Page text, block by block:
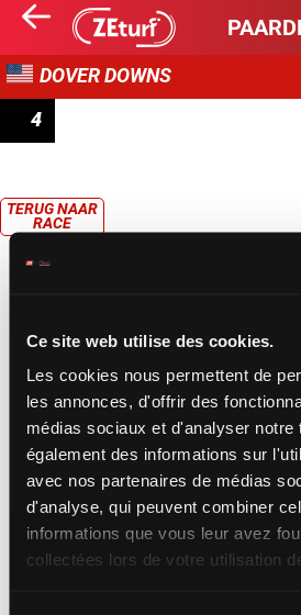
Ce site web utilise des cookies.
Les cookies nous permettent de
les annonces, d'offrir des
médias sociaux et d'analyser notre
également des informations sur
avec nos partenaires de médias
d'analyse, qui peuvent combiner
informations que vous leur avez
collectées lors de votre utilisation
DOVER DOWNS
4
TERUG NAAR
RACE